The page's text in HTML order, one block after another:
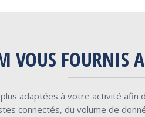
VOUS FOURNIS
adaptées à votre activité afin
connectés, du volume de